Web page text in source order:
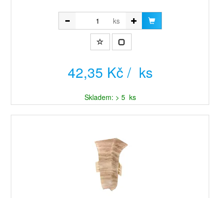
ks
42,35 Kč / ks
Skladem: > 5 ks